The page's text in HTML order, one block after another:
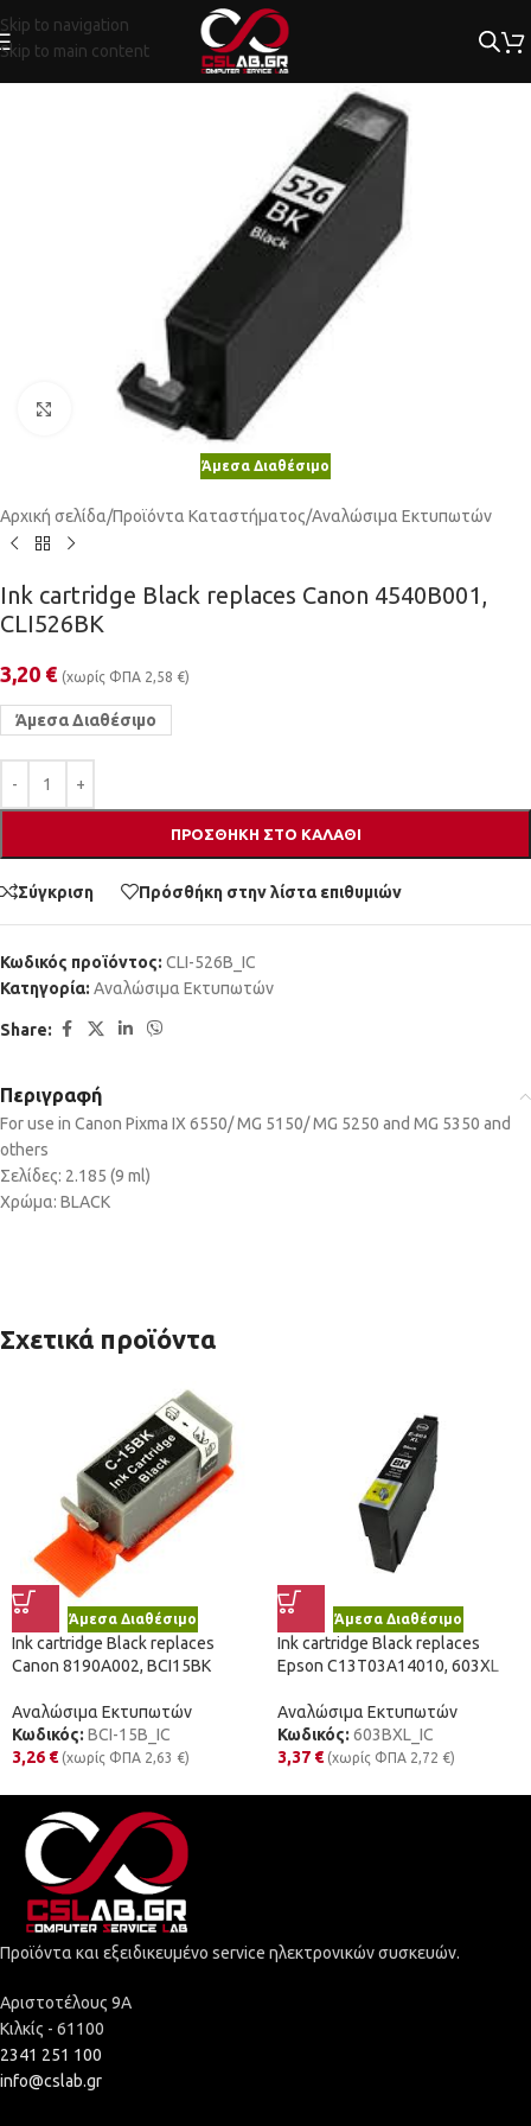
Skip to navigation
Skip to main content
Κλικ για μεγέθυνση
Άμεσα Διαθέσιμο
Αρχική σελίδα/Προϊόντα Καταστήματος/Αναλώσιμα Εκτυπωτών
Ink cartridge Black replaces Canon 4540B001,
CLI526BK
3,20 € (χωρίς ΦΠΑ 2,58 €)
Άμεσα Διαθέσιμο
ΠΡΟΣΘΉΚΗ ΣΤΟ ΚΑΛΆΘΙ
Σύγκριση Πρόσθήκη στην λίστα επιθυμιών
Κωδικός προϊόντος: CLI-526B_IC
Κατηγορία: Αναλώσιμα Εκτυπωτών
Share:
Περιγραφή
For use in Canon Pixma IX 6550/ MG 5150/ MG 5250 and MG 5350 and
others
Σελίδες: 2.185 (9 ml)
Χρώμα: BLACK
Σχετικά προϊόντα
Άμεσα Διαθέσιμο
Ink cartridge Black replaces
Canon 8190A002, BCI15BK
Αναλώσιμα Εκτυπωτών
Κωδικός: BCI-15B_IC
3,26 € (χωρίς ΦΠΑ 2,63 €)
Άμεσα Διαθέσιμο
Ink cartridge Black replaces
Epson C13T03A14010, 603XL
Αναλώσιμα Εκτυπωτών
Κωδικός: 603BXL_IC
3,37 € (χωρίς ΦΠΑ 2,72 €)
Προϊόντα και εξειδικευμένο service ηλεκτρονικών συσκευών.
Αριστοτέλους 9Α
Κιλκίς - 61100
2341 251 100
info@cslab.gr